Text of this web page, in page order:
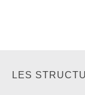
LES